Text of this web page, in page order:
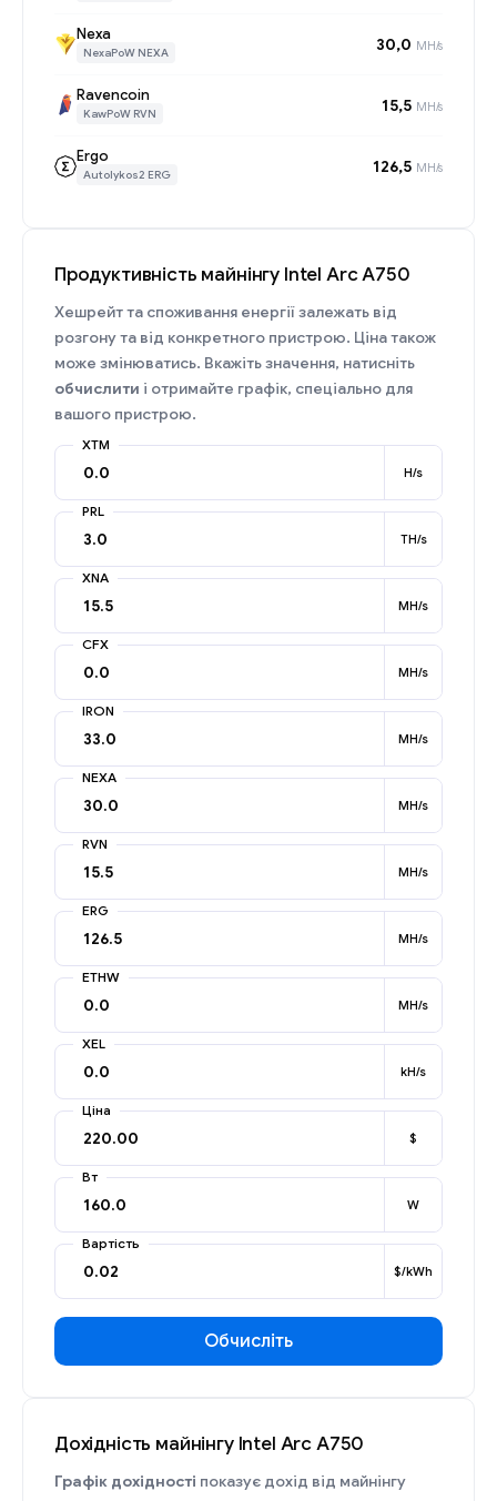
Nexa
NexaPoW NEXA 30,0 MH/s
Ravencoin
KawPoW RVN 15,5 MH/s
Ergo
Autolykos2 ERG 126,5 MH/s
Продуктивність майнінгу Intel Arc A750
Хешрейт та споживання енергії залежать від
розгону та від конкретного пристрою. Ціна також
може змінюватись. Вкажіть значення, натисніть
обчислити і отримайте графік, спеціально для
вашого пристрою.
XTM
H/s
PRL
TH/s
XNA
MH/s
CFX
MH/s
IRON
MH/s
NEXA
MH/s
RVN
MH/s
ERG
MH/s
ETHW
MH/s
XEL
kH/s
Ціна
$
Вт
W
Вартість
$/kWh
Обчисліть
Дохідність майнінгу Intel Arc A750
Графік дохідності показує дохід від майнінгу